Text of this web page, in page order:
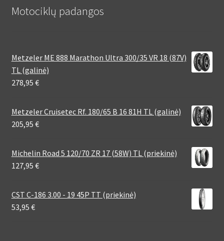
Motociklų padangos
Metzeler ME 888 Marathon Ultra 300/35 VR 18 (87V)
TL (galinė)
278,95 €
Metzeler Cruisetec Rf. 180/65 B 16 81H TL (galinė)
205,95 €
Michelin Road 5 120/70 ZR 17 (58W) TL (priekinė)
127,95 €
CST C-186 3.00 - 19 45P TT (priekinė)
53,95 €